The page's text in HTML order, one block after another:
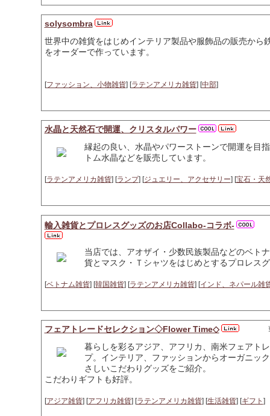
solysombra
世界中の雑貨をはじめインテリア製品や服飾品の販売から
をオーダーで作っています。
[ファッション、小物雑貨] [ラテンアメリカ雑貨] [中部]
水晶と天然石で開運、クリスタルパワー
縁起の良い、水晶やパワーストーンで開運を目
トム水晶などを販売しています。
[ラテンアメリカ雑貨] [ランプ] [ジュエリー、アクセサリー] [宝石・天
輸入雑貨とプロレスグッズのお店Collabo-コラボ-
当店では、アオザイ・少数民族製品などのベト
貨とマスク・Ｔシャツをはじめとするプロレス
[ベトナム雑貨] [韓国雑貨] [ラテンアメリカ雑貨] [インド、ネパール雑
フェアトレードセレクション◇Flower Time◇
暮らしを彩るアジア、アフリカ、南米フェアト
プ。インテリア、ファッションからオーガニッ
さしいこだわりグッズをご紹介。
こだわりギフトも好評。
[アジア雑貨] [アフリカ雑貨] [ラテンアメリカ雑貨] [生活雑貨] [ギフト ]